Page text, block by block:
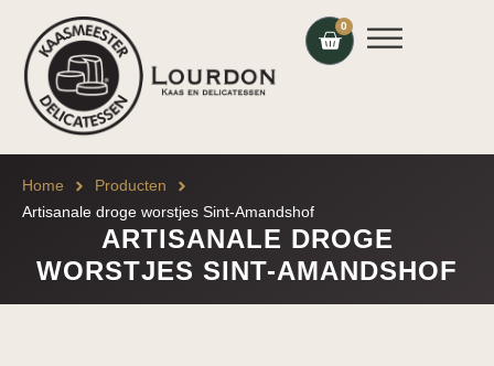
0
ARTISANALE DROGE
WORSTJES SINT-AMANDSHOF
Home
Producten
Artisanale droge worstjes Sint-Amandshof